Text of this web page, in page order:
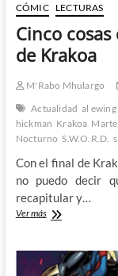
CÓMIC LECTURAS
Cinco
de Krakoa
M'Rabo Mhulargo
Actualidad al ewing
hickman Krakoa
Nocturno S.W.O.R.D.
Con el final de
no puedo decir
recapitular y…
Ver másCinco
me
gustaron